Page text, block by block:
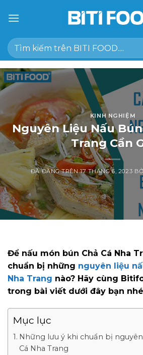
đến
dung
Tìm
kiếm:
KINH NGHIỆM
Nguyên Liệu Nấu
Trang Cần
ĐÃ ĐĂNG TRÊN17 THÁNG 6, 2023
Để nấu món bún Chả Cá Nha
chuẩn bị những nguyên liệu
Nha Trang nào? Hãy cùng
trong bài viết dưới đây bạn
Mục lục
Những lưu ý khi chuẩn bị
Cá Nha Trang